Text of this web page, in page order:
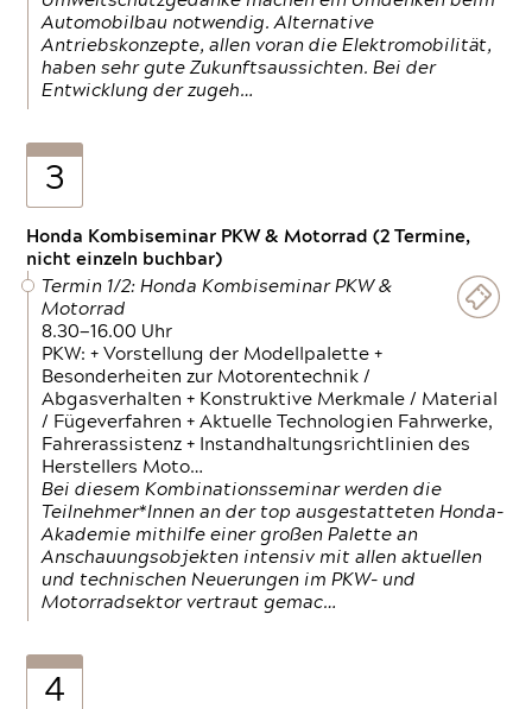
Automobilbau notwendig. Alternative
Antriebskonzepte, allen voran die Elektromobilität,
haben sehr gute Zukunftsaussichten. Bei der
Entwicklung der zugeh…
3
Honda Kombiseminar PKW & Motorrad (2 Termine,
nicht einzeln buchbar)
Termin 1/2: Honda Kombiseminar PKW &
Motorrad
8.30—16.00 Uhr
PKW: + Vorstellung der Modellpalette +
Besonderheiten zur Motorentechnik /
Abgasverhalten + Konstruktive Merkmale / Material
/ Fügeverfahren + Aktuelle Technologien Fahrwerke,
Fahrerassistenz + Instandhaltungsrichtlinien des
Herstellers Moto…
Bei diesem Kombinationsseminar werden die
Teilnehmer*Innen an der top ausgestatteten Honda-
Akademie mithilfe einer großen Palette an
Anschauungsobjekten intensiv mit allen aktuellen
und technischen Neuerungen im PKW- und
Motorradsektor vertraut gemac…
4